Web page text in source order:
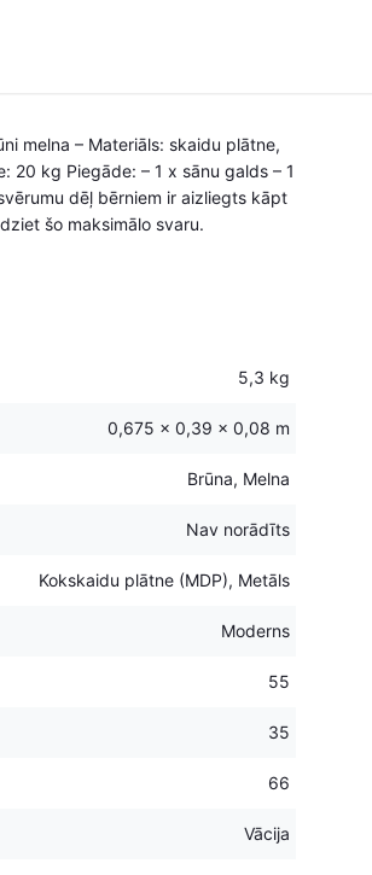
melna – Materiāls: skaidu plātne,
20 kg Piegāde: – 1 x sānu galds – 1
dēļ bērniem ir aizliegts kāpt
šo maksimālo svaru.
5,3 kg
0,675 × 0,39 × 0,08 m
Brūna, Melna
Nav norādīts
Kokskaidu plātne (MDP), Metāls
Moderns
55
35
66
Vācija